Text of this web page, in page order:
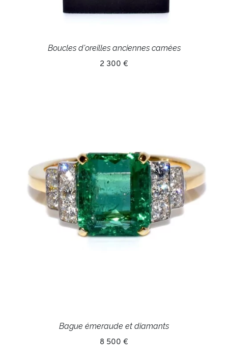
Boucles d'oreilles anciennes camées
2 300 €
Bague émeraude et diamants
8 500 €